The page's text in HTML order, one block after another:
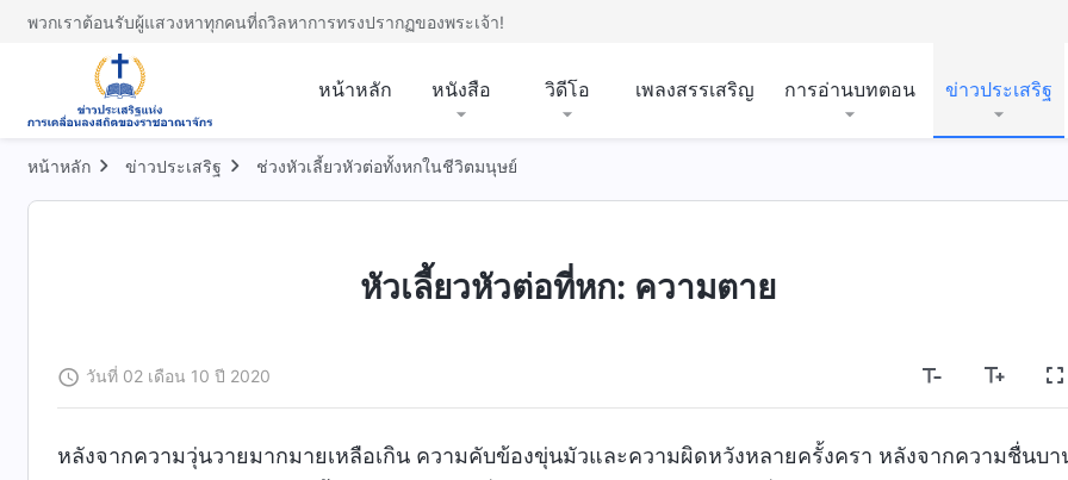
พวกเราต้อนรับผู้แสวงหาทุกคนที่ถวิลหาการทรงปรากฏของพระเจ้า!
หน้าหลัก หนังสือ วิดีโอ เพลงสรรเสริญ การอ่านบทตอน ข่าวประเสริฐ
หน้าหลัก ข่าวประเสริฐ ช่วงหัวเลี้ยวหัวต่อทั้งหกในชีวิตมนุษย์
หัวเลี้ยวหัวต่อที่หก: ความตาย
วันที่ 02 เดือน 10 ปี 2020
หลังจากความวุ่นวายมากมายเหลือเกิน ความคับข้องขุ่นมัวและความผิดหวังหลายครั้งครา หลังจากความชื่นบา